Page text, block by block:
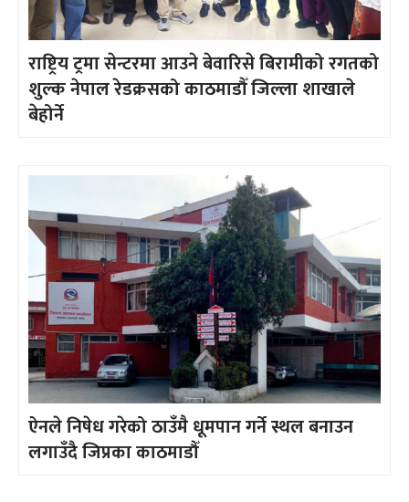
राष्ट्रिय ट्रमा सेन्टरमा आउने बेवारिसे बिरामीको रगतको
शुल्क नेपाल रेडक्रसको काठमाडौँ जिल्ला शाखाले
बेहोर्ने
ऐनले निषेध गरेको ठाउँमै धूमपान गर्ने स्थल बनाउन
लगाउँदै जिप्रका काठमाडौँ